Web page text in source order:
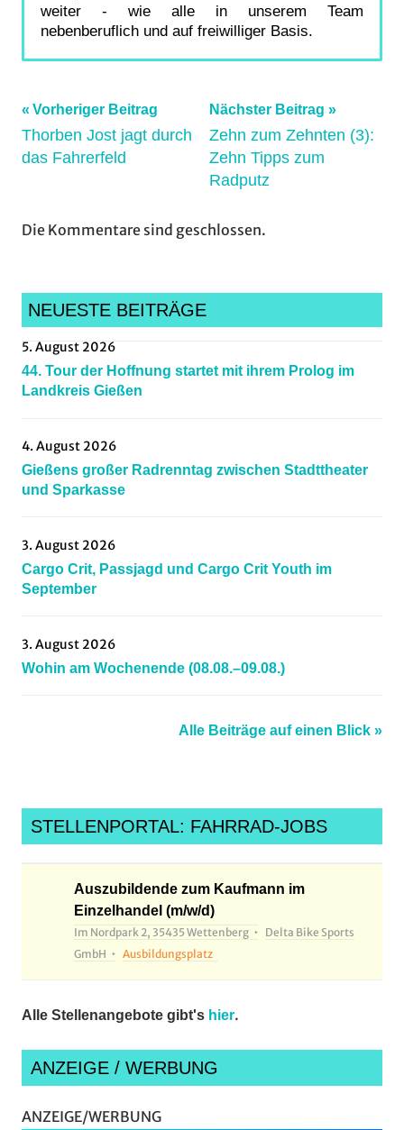
weiter - wie alle in unserem Team
nebenberuflich und auf freiwilliger Basis.
Beitragsnavigation
Vorheriger Beitrag
Thorben Jost jagt durch
das Fahrerfeld
Nächster Beitrag
Zehn zum Zehnten (3):
Zehn Tipps zum
Radputz
Die Kommentare sind geschlossen.
NEUESTE BEITRÄGE
5. August 2026
44. Tour der Hoffnung startet mit ihrem Prolog im
Landkreis Gießen
4. August 2026
Gießens großer Radrenntag zwischen Stadttheater
und Sparkasse
3. August 2026
Cargo Crit, Passjagd und Cargo Crit Youth im
September
3. August 2026
Wohin am Wochenende (08.08.–09.08.)
Alle Beiträge auf einen Blick »
STELLENPORTAL: FAHRRAD-JOBS
Auszubildende zum Kaufmann im
Einzelhandel (m/w/d)
Im Nordpark 2, 35435 Wettenberg
Delta Bike Sports
GmbH
Ausbildungsplatz
Alle Stellenangebote gibt's hier.
ANZEIGE / WERBUNG
ANZEIGE/WERBUNG